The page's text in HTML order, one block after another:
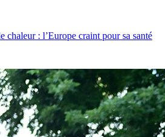
chaleur : l’Europe craint pour sa santé